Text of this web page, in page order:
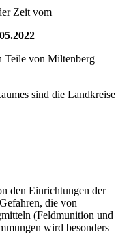
Zeit vom
Teile von Miltenberg
sind die Landkreise
den Einrichtungen der
die von
(Feldmunition und
wird besonders